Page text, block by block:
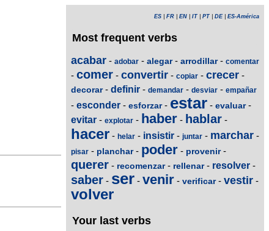
ES FR EN IT PT DE| ES-América
Most frequent verbs
acabar - adobar - alegar- arrodillar- comentar
- comer - convertir - copiar - crecer -
decorar- definir - demandar - desviar - empañar
- esconder - esforzar- estar - evaluar-
evitar - explotar - haber - hablar -
hacer - helar - insistir - juntar - marchar -
pisar - planchar- poder - provenir-
querer - recomenzar- rellenar- resolver -
saber - ser - venir - verificar- vestir -
volver
Your last verbs